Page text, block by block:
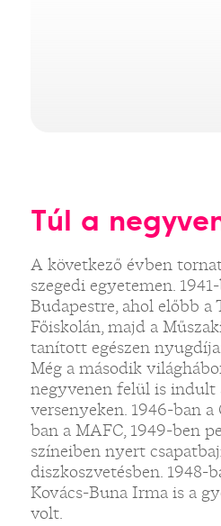
Túl a
A következő évben
szegedi egyetemen.
Budapestre, ahol előbb a
Főiskolán, majd a
tanított egészen
Még a második
negyvenen felül is indult
versenyeken. 1946-ban a
ban a MAFC, 1949-ben
színeiben nyert
diszkoszvetésben. 1948-
Kovács-Buna Irma is a
volt.